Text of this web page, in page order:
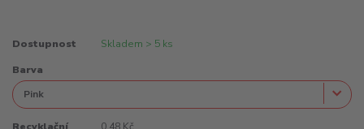
Dostupnost Skladem > 5 ks
Barva